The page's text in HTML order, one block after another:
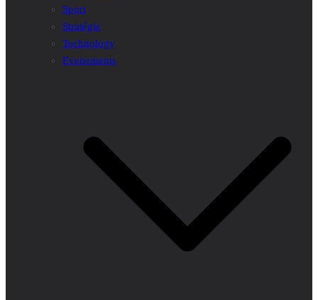
Sport
Stratégie
Technology
Evenements